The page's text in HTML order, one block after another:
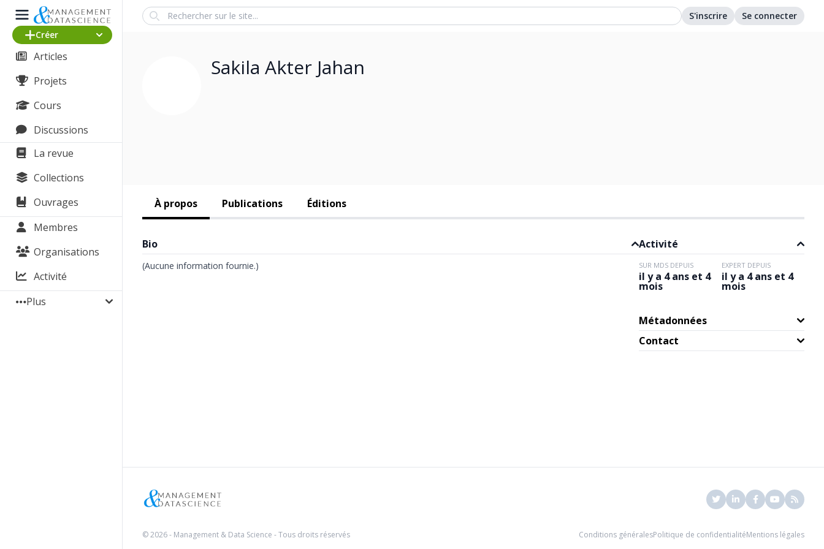
Créer
Articles
Projets
Cours
Discussions
La revue
Collections
Ouvrages
Membres
Organisations
Activité
Plus
Search S'inscrire Se connecter
Sakila Akter Jahan
À propos Publications Éditions
Bio
(Aucune information fournie.)
Activité
SUR MDS DEPUIS
il y a 4 ans et 4
mois
EXPERT DEPUIS
il y a 4 ans et 4
mois
Métadonnées
Contact
© 2026 - Management & Data Science - Tous droits réservés Conditions généralesPolitique de confidentialitéMentions légales